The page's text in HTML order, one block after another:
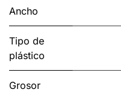
Ancho
Tipo de
plástico
Grosor